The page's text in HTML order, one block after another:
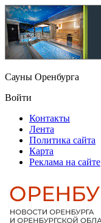
Сауны Оренбурга
Войти
Контакты
Лента
Политика сайта
Карта
Реклама на сайте